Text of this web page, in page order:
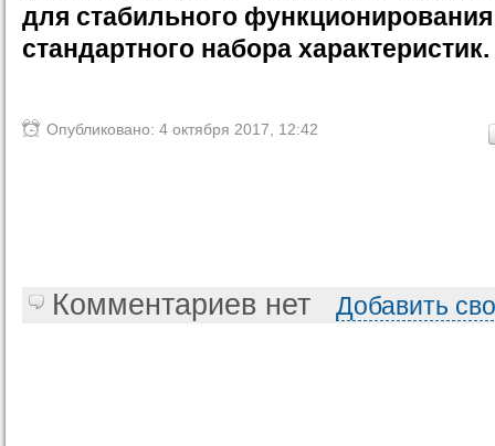
для стабильного
стандартного набора характеристик.
Опубликовано: 4 октября 2017, 12:42
Комментариев нет Добавить